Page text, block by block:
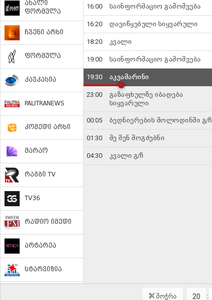
ახალი
ფორმულა
ჩვენი არხი
ფორმულა
კავკასია
PALITRANEWS
კომედი არხი
მარაო
რაგბი TV
TV36
რადიო იმედი
არტარეა
სტარვიზია
16:00 საინფორმაციო გამოშვება
16:20 დავიწყებული სიყვარული
18:20 კვალი
19:00 საინფორმაციო გამოშვება
19:30 აკვამარინი
23:00
გაზაფხულზე იბადება
სიყვარული
00:05 ბედნიერების მოლოდინში გ/ჩ
01:30 მე შენ მოგძებნი
04:30 კვალი გ/ჩ
მოჭრა :